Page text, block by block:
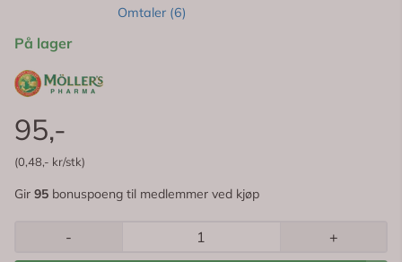
Omtaler (6)
På lager
95,-
(0,48,- kr/stk)
Gir 95 bonuspoeng til medlemmer ved kjøp
- +